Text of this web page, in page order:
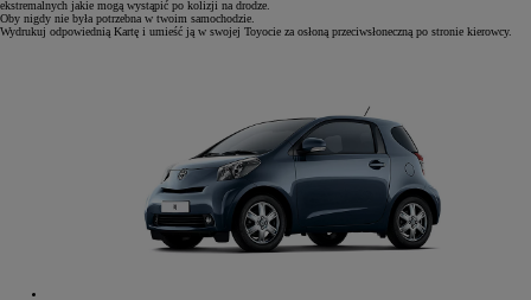
ekstremalnych jakie mogą wystąpić po kolizji na drodze.
Oby nigdy nie była potrzebna w twoim samochodzie.
Wydrukuj odpowiednią Kartę i umieść ją w swojej Toyocie za osłoną przeciwsłoneczną po stronie kierowcy.